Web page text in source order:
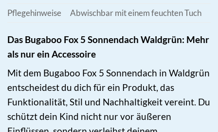
Pflegehinweise
Abwischbar mit einem feuchten Tuch
Das Bugaboo Fox 5 Sonnendach Waldgrün: Mehr
als nur ein Accessoire
Mit dem Bugaboo Fox 5 Sonnendach in Waldgrün
entscheidest du dich für ein Produkt, das
Funktionalität, Stil und Nachhaltigkeit vereint. Du
schützt dein Kind nicht nur vor äußeren